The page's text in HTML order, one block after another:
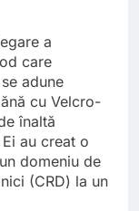
a
care
adune
cu Velcro-
înaltă
au creat o
domeniu de
(CRD) la un